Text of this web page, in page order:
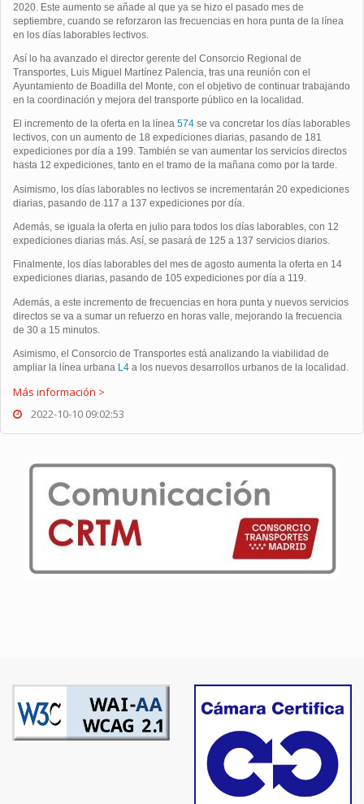
2020. Este aumento se añade al que ya se hizo el pasado mes de
septiembre, cuando se reforzaron las frecuencias en hora punta de la línea
en los días laborables lectivos.
Así lo ha avanzado el director gerente del Consorcio Regional de
Transportes, Luis Miguel Martínez Palencia, tras una reunión con el
Ayuntamiento de Boadilla del Monte, con el objetivo de continuar trabajando
en la coordinación y mejora del transporte público en la localidad.
El incremento de la oferta en la línea 574 se va concretar los días laborables
lectivos, con un aumento de 18 expediciones diarias, pasando de 181
expediciones por día a 199. También se van aumentar los servicios directos
hasta 12 expediciones, tanto en el tramo de la mañana como por la tarde.
Asimismo, los días laborables no lectivos se incrementarán 20 expediciones
diarias, pasando de 117 a 137 expediciones por día.
Además, se iguala la oferta en julio para todos los días laborables, con 12
expediciones diarias más. Así, se pasará de 125 a 137 servicios diarios.
Finalmente, los días laborables del mes de agosto aumenta la oferta en 14
expediciones diarias, pasando de 105 expediciones por día a 119.
Además, a este incremento de frecuencias en hora punta y nuevos servicios
directos se va a sumar un refuerzo en horas valle, mejorando la frecuencia
de 30 a 15 minutos.
Asimismo, el Consorcio de Transportes está analizando la viabilidad de
ampliar la línea urbana L4 a los nuevos desarrollos urbanos de la localidad.
Más información >
2022-10-10 09:02:53